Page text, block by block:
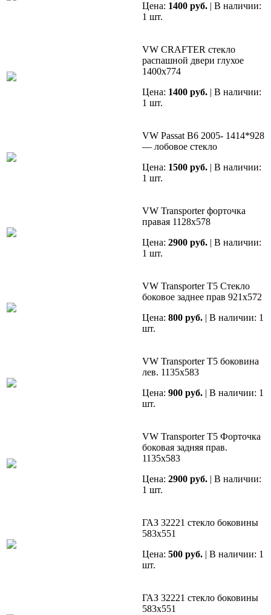
Цена: 1400 руб. | В наличии:
1 шт.
VW CRAFTER стекло
распашной двери глухое
1400х774
Цена: 1400 руб. | В наличии:
1 шт.
VW Passat B6 2005- 1414*928
— лобовое стекло
Цена: 1500 руб. | В наличии:
1 шт.
VW Transporter форточка
правая 1128х578
Цена: 2900 руб. | В наличии:
1 шт.
VW Transporter Т5 Cтекло
боковое заднее прав 921х572
Цена: 800 руб. | В наличии: 1
шт.
VW Transporter Т5 боковина
лев. 1135х583
Цена: 900 руб. | В наличии: 1
шт.
VW Transporter Т5 Форточка
боковая задняя прав.
1135х583
Цена: 2900 руб. | В наличии:
1 шт.
ГАЗ 32221 стекло боковины
583х551
Цена: 500 руб. | В наличии: 1
шт.
ГАЗ 32221 стекло боковины
583х551